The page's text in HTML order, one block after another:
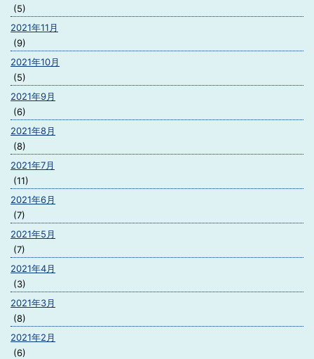
(5)
2021年11月
(9)
2021年10月
(5)
2021年9月
(6)
2021年8月
(8)
2021年7月
(11)
2021年6月
(7)
2021年5月
(7)
2021年4月
(3)
2021年3月
(8)
2021年2月
(6)